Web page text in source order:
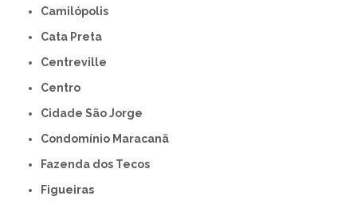
Camilópolis
Cata Preta
Centreville
Centro
Cidade São Jorge
Condomínio Maracanã
Fazenda dos Tecos
Figueiras